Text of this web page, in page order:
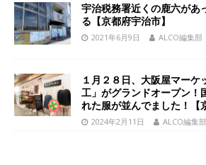
宇治税務署近くの鹿六があ
る【京都府宇治市】
2021年6月9日 ALCO編集部
１月２８日、大阪屋マーケ
工」がグランドオープン！
れた服が並んでました！【
2024年2月11日 ALCO編集部